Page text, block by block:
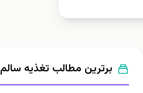
برترین مطالب تغذيه سالم